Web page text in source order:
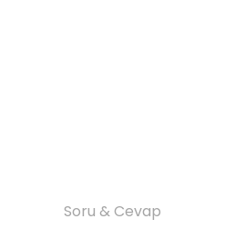
Soru & Cevap